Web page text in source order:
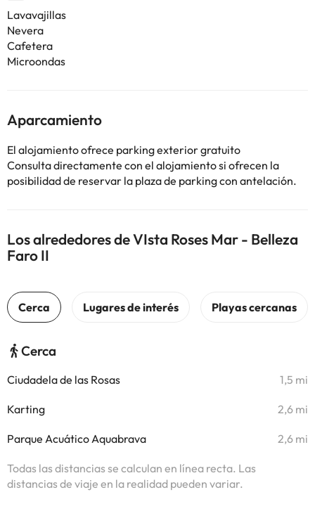
Lavavajillas
Nevera
Cafetera
Microondas
Aparcamiento
El alojamiento ofrece parking exterior gratuito
Consulta directamente con el alojamiento si ofrecen la
posibilidad de reservar la plaza de parking con antelación.
Los alrededores de VIsta Roses Mar - Belleza
Faro II
Cerca
Ciudadela de las Rosas 1,5 mi
Karting 2,6 mi
Parque Acuático Aquabrava 2,6 mi
Todas las distancias se calculan en línea recta. Las
distancias de viaje en la realidad pueden variar.